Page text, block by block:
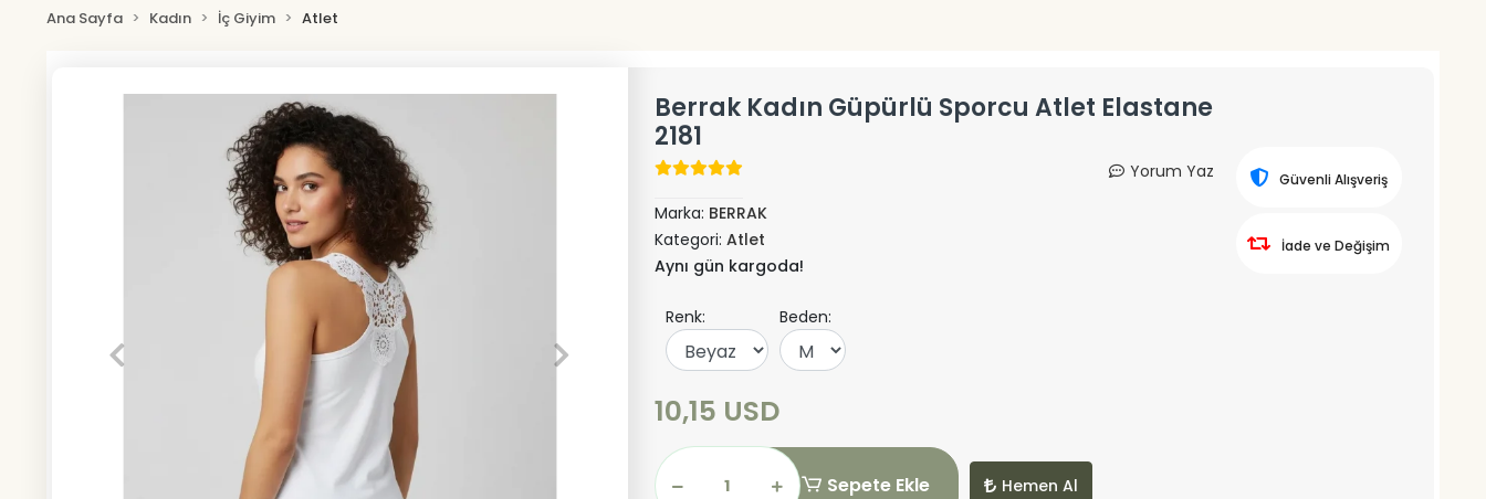
Ana Sayfa Kadın İç Giyim Atlet
Berrak Kadın Güpürlü Sporcu Atlet Elastane
2181
Yorum Yaz
Marka: BERRAK
Kategori: Atlet
Aynı gün kargoda!
Renk: Beden:
10,15 USD
Sepete Ekle Hemen Al
Güvenli Alışveriş
İade ve Değişim